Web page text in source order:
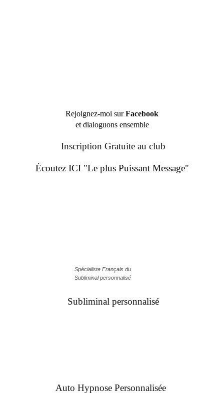
Rejoignez-moi surFacebook
et dialoguons ensemble
Inscription Gratuite au club
Écoutez ICI "Le plus Puissant Message"
Spécialiste Français du
Subliminal personnalisé
Subliminal personnalisé
Auto Hypnose Personnalisée